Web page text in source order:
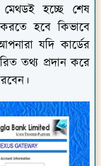
মেথডই হচ্ছে শেষ
হবে কিভাবে
যদি কার্ডের
তথ্য প্রদান করে